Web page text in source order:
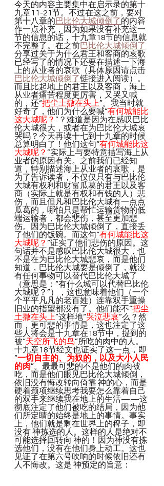
今天的内容主要集中在启示录的第十
九章11-21节。不过在这之前，要对
第十八章的巴比伦大城倾倒了的内容
作一点补充，因为如果没有补充这一
节的信息的话，十九章18节的信息就
不完整了。在之前巴比伦大城倾倒了
分享过关于为什么君王和客商的哀歌
已经写了的情况下还要在描述一下海
上的从业者的哀歌（具体原因请点击
巴比伦大城倾倒了链接进入阅读）。
而且比起地上的君王以及客商，海上
从业者痛苦程度更厉害，又哭又喊
的，还“把尘土撒在头上”。我当时就
好奇了，他们为什么要喊“有何城能比
这大城呢？ ”？难道是因为在感叹巴比
伦大城很大，或者在为巴比伦大城哀
哭吗？今天再读十七到十九章的时候
总算明白了！他们这句“有何城能比这
大城呢？ ”实际上与要特意描写海上从
业者的原因有关。之前我们已经知
道，特别描述海上从业者的哀歌，是
为了告诉读者，不仅仅只有与巴比伦
大城有权利和财富瓜葛的君王以及客
商（实际上就是有权和有钱的人）悲
伤，而且但凡和巴比伦大城有一点点
瓜葛的，哪怕只是帮忙运输货物的低
端运输者，都会悲伤，甚至更加悲
伤。因为巴比伦大城倾倒了，直接丢
了他们的饭碗。而这句“有何城能比这
大城呢？ ”证实了他们悲伤的原因。这
句话并不是感叹巴比伦大城很大，也
不是在为巴比伦大城悲哀，而是他们
知道，巴比伦大城要是倾倒了，就没
有任何事物可以替代巴比伦大城了
（意思是：“有什么城可以代替巴比伦
大城呢？”），这也意味着他们（一个
个平平凡凡的老百姓）连靠双手重操
旧业的指望都没有了。他们能不“把尘
土撒在头上”这样地“哭泣悲哀”么？然
而，更可悲的事情是，这也注定了这
些人将会是十九章在18节中，提到的
被“天空所飞的鸟”所吃的肉中的人。
十九章18节经文也证实了这一点，即
“一切自主的、为奴的，以及大小人民
的肉”。最最可悲的不是他们的肉被
吃，而是他们眼见巴比伦大城倾倒，
依旧没有悔改转向倚靠 神的心，而是
硬着颈项继续思考我要怎么靠着自己
的双手来继续我在地上的生活——这
彻底注定了他们被吃的结局，因为他
们所定睛的始终是地上的事情。事实
上，他们就是剩在世界上的稗子，即
没有 神拣选的人。这样的人是绝对不
可能选择回转向 神的！因为神没有拣
选他们，没有在他们身上动工。这也
见证了在第六号吹响的时候依旧还有
人不悔改。这是 神预定的旨意：